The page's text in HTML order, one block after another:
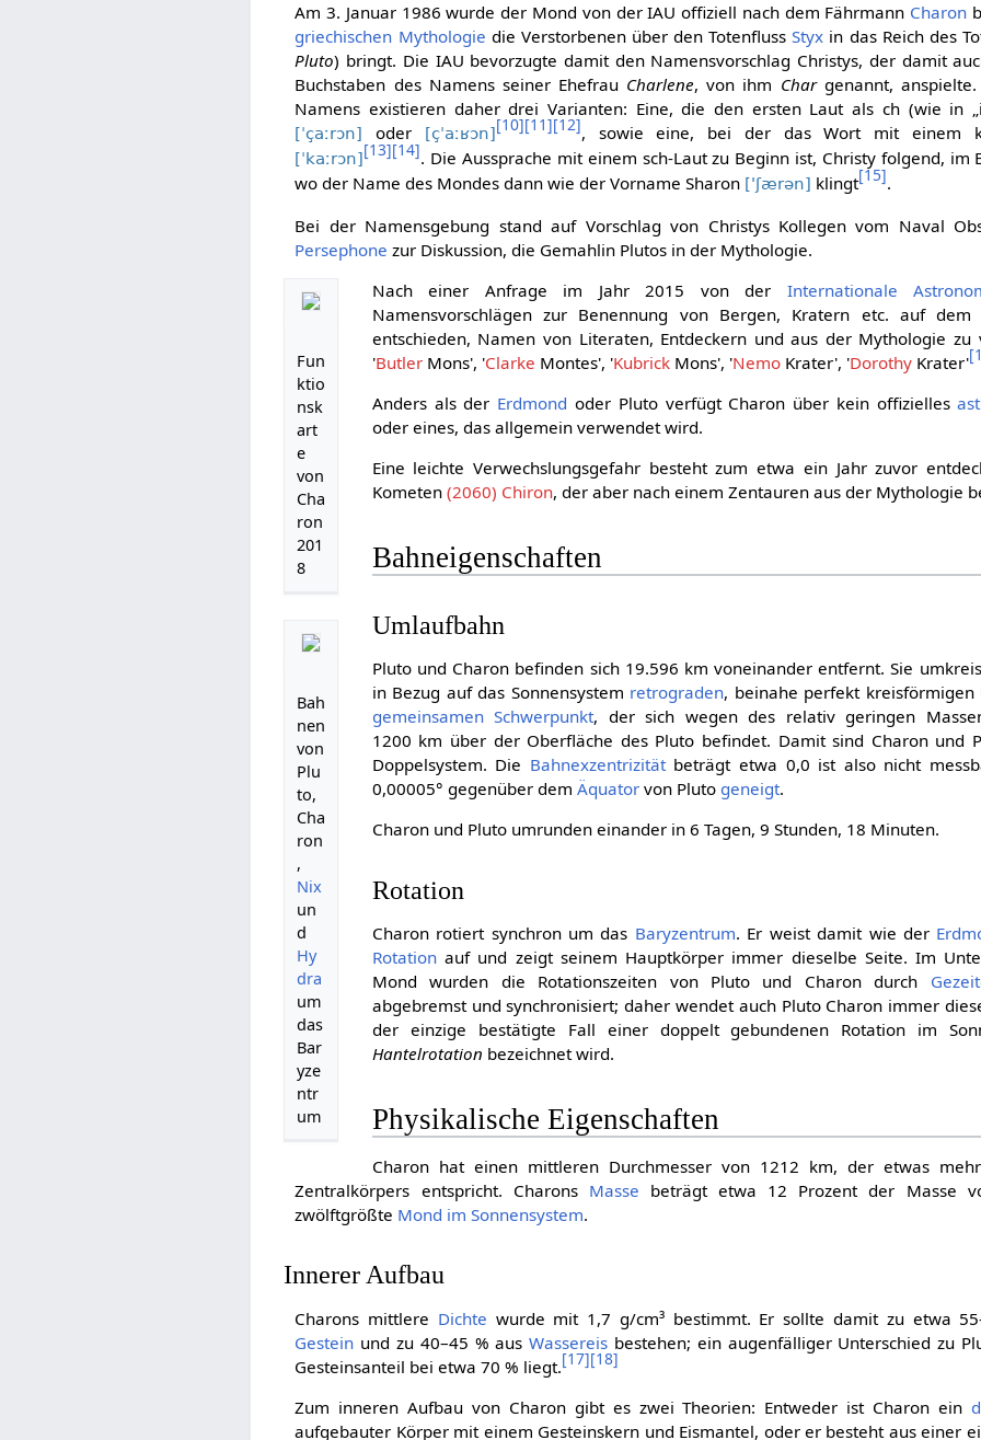
Am 3. Januar 1986 wurde der Mond von der IAU offiziell nach dem Fährmann Charon
griechischen Mythologie die Verstorbenen über den TotenflussStyx in das Reich des
Pluto) bringt. Die IAU bevorzugte damit den Namensvorschlag Christys, der damit
Buchstaben des Namens seiner Ehefrau Charlene, von ihm Chargenannt, anspielte.
Namens existieren daher drei Varianten: Eine, die den ersten Laut als ch (wie in
[ˈçaːrɔn] oder [çˈaːʁɔn][10][11][12], sowie eine, bei der das Wort mit einem
[ˈkaːrɔn][13][14]. Die Aussprache mit einem sch-Laut zu Beginn ist, Christy folgend, im
wo der Name des Mondes dann wie der Vorname Sharon ['ʃærən] klingt[15].
Bei der Namensgebung stand auf Vorschlag von Christys Kollegen vom Naval
Persephone zur Diskussion, die Gemahlin Plutos in der Mythologie.
Fun
ktio
nsk
art
e
von
Cha
ron
201
8
Nach einer Anfrage im Jahr 2015 von der Internationale
Namensvorschlägen zur Benennung von Bergen, Kratern etc. auf
entschieden, Namen von Literaten, Entdeckern und aus der Mythologie zu
'ButlerMons', 'Clarke Montes', 'KubrickMons', 'Nemo Krater', 'DorothyKrater'[
Anders als der Erdmond oder Pluto verfügt Charon über kein offizielles
oder eines, das allgemein verwendet wird.
Eine leichte Verwechslungsgefahr besteht zum etwa ein Jahr zuvor
Kometen (2060) Chiron, der aber nach einem Zentauren aus der Mythologie
Bahneigenschaften
Bah
nen
von
Plu
to,
Cha
ron
,
Nix
un
d
Hy
dra
um
das
Bar
yze
ntr
um
Umlaufbahn
Pluto und Charon befinden sich 19.596 km voneinander entfernt. Sie
in Bezug auf das Sonnensystem retrograden, beinahe perfekt
gemeinsamen Schwerpunkt, der sich wegen des relativ geringen
1200 km über der Oberfläche des Pluto befindet. Damit sind Charon und
Doppelsystem. Die Bahnexzentrizitätbeträgt etwa 0,0 ist also nicht
0,00005° gegenüber dem Äquatorvon Pluto geneigt.
Charon und Pluto umrunden einander in 6 Tagen, 9 Stunden, 18 Minuten.
Rotation
Charon rotiert synchron um das Baryzentrum. Er weist damit wie der
Rotationauf und zeigt seinem Hauptkörper immer dieselbe Seite. Im
Mond wurden die Rotationszeiten von Pluto und Charon durch
abgebremst und synchronisiert; daher wendet auch Pluto Charon immer
der einzige bestätigte Fall einer doppelt gebundenen Rotation im
Hantelrotation bezeichnet wird.
Physikalische Eigenschaften
Charon hat einen mittleren Durchmesser von 1212 km, der etwas
Zentralkörpers entspricht. Charons Masse beträgt etwa 12 Prozent der Masse
zwölftgrößte Mond im Sonnensystem.
Innerer Aufbau
Charons mittlere Dichte wurde mit 1,7 g/cm³ bestimmt. Er sollte damit zu etwa
Gestein und zu 40–45 % ausWassereis bestehen; ein augenfälliger Unterschied zu
Gesteinsanteil bei etwa 70 % liegt.[17][18]
Zum inneren Aufbau von Charon gibt es zwei Theorien: Entweder ist Charon ein
aufgebauter Körper mit einem Gesteinskern und Eismantel, oder er besteht aus einer